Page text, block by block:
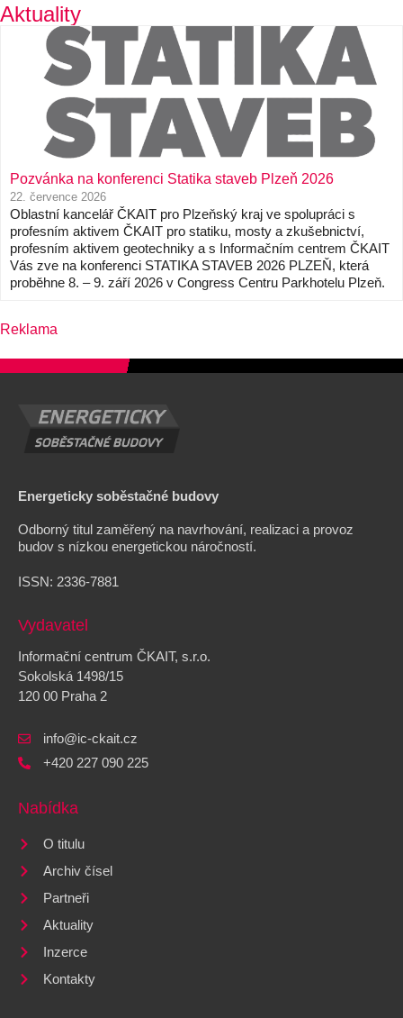
Aktuality
Pozvánka na konferenci Statika staveb Plzeň 2026
22. července 2026
Oblastní kancelář ČKAIT pro Plzeňský kraj ve spolupráci s
profesním aktivem ČKAIT pro statiku, mosty a zkušebnictví,
profesním aktivem geotechniky a s Informačním centrem ČKAIT
Vás zve na konferenci STATIKA STAVEB 2026 PLZEŇ, která
proběhne 8. – 9. září 2026 v Congress Centru Parkhotelu Plzeň.
Reklama
Energeticky soběstačné budovy
Odborný titul zaměřený na navrhování, realizaci a provoz
budov s nízkou energetickou náročností.
ISSN: 2336-7881
Vydavatel
Informační centrum ČKAIT, s.r.o.
Sokolská 1498/15
120 00 Praha 2
info@ic-ckait.cz
+420 227 090 225
Nabídka
O titulu
Archiv čísel
Partneři
Aktuality
Inzerce
Kontakty